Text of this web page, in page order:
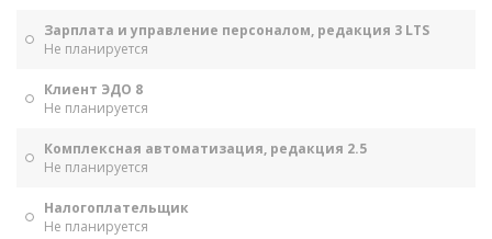
Зарплата и управление персоналом, редакция 3 LTS
Не планируется
Клиент ЭДО 8
Не планируется
Комплексная автоматизация, редакция 2.5
Не планируется
Налогоплательщик
Не планируется